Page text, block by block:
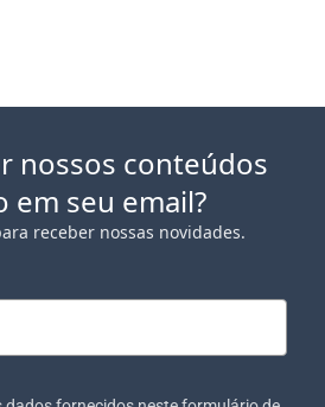
nossos conteúdos
em seu email?
receber nossas novidades.